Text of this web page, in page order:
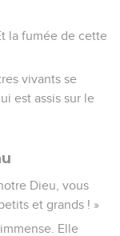
la fumée de cette
vivants se
est assis sur le
Dieu, vous
et grands ! »
Elle